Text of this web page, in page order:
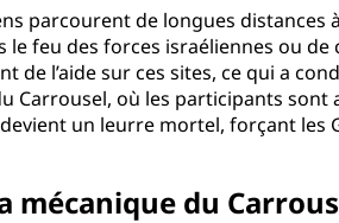
parcourent de longues
feu des forces israéliennes ou
de l’aide sur ces sites, ce qui a
Carrousel, où les participants
devient un leurre mortel, forçant
du